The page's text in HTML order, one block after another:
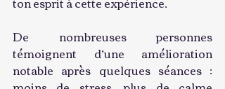
De nombreuses personnes
témoignent d’une amélioration
notable après quelques séances :